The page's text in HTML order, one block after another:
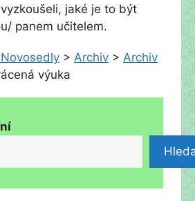
jaké je to být
panem učitelem.
> Archiv > Archiv
výuka